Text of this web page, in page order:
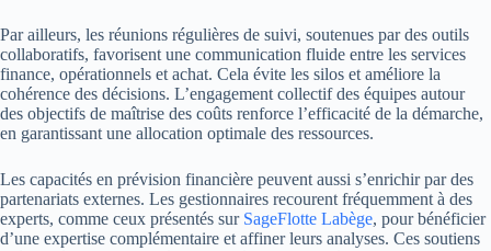
Par ailleurs, les réunions régulières de suivi, soutenues par des outils
collaboratifs, favorisent une communication fluide entre les services
finance, opérationnels et achat. Cela évite les silos et améliore la
cohérence des décisions. L’engagement collectif des équipes autour
des objectifs de maîtrise des coûts renforce l’efficacité de la démarche,
en garantissant une allocation optimale des ressources.
Les capacités en prévision financière peuvent aussi s’enrichir par des
partenariats externes. Les gestionnaires recourent fréquemment à des
experts, comme ceux présentés sur SageFlotte Labège, pour bénéficier
d’une expertise complémentaire et affiner leurs analyses. Ces soutiens